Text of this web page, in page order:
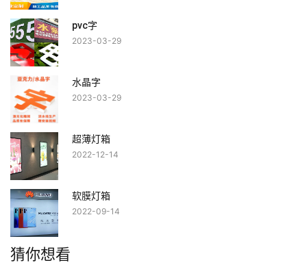
pvc字
2023-03-29
水晶字
2023-03-29
超薄灯箱
2022-12-14
软膜灯箱
2022-09-14
猜你想看